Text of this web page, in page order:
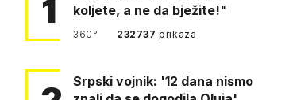
1
koljete, a ne da bježite!"
360° 232737prikaza
Srpski vojnik: '12 dana nismo